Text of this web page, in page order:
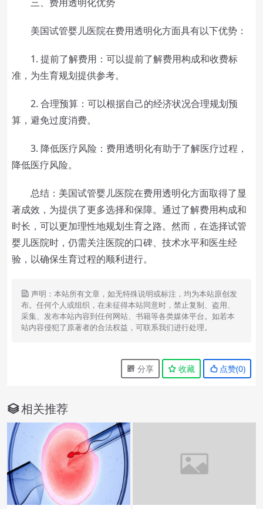
美国试管婴儿医院在费用透明化方面具有以下优势：
1. 提前了解费用：可以提前了解费用构成和收费标
准，为生育规划提供参考。
2. 合理预算：可以根据自己的经济状况合理规划预
算，避免过度消费。
3. 降低医疗风险：费用透明化有助于了解医疗过程，
降低医疗风险。
总结：美国试管婴儿医院在费用透明化方面取得了显
著成效，为提供了更多选择和保障。通过了解费用构成和
时长，可以更加理性地规划生育之路。然而，在选择试管
婴儿医院时，仍需关注医院的口碑、技术水平和医生经
验，以确保生育过程的顺利进行。
声明：本站所有文章，如无特殊说明或标注，均为本站原创发
布。任何个人或组织，在未征得本站同意时，禁止复制、盗用、
采集、发布本站内容到任何网站、书籍等各类媒体平台。如若本
站内容侵犯了原著者的合法权益，可联系我们进行处理。
分享 收藏 点赞(0)
相关推荐